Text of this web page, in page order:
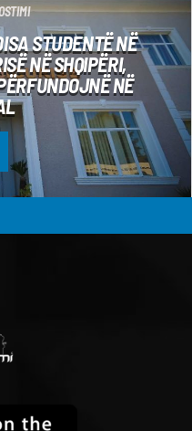
STUDENTË NË
NË SHQIPËRI,
NË